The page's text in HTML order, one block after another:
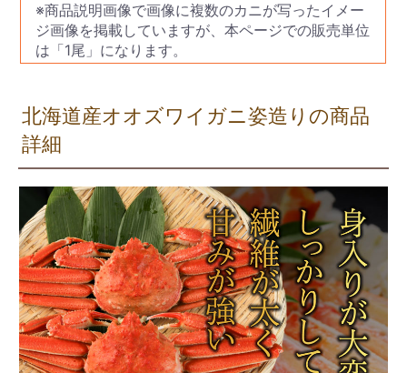
※商品説明画像で画像に複数のカニが写ったイメー
ジ画像を掲載していますが、本ページでの販売単位
は「1尾」になります。
北海道産オオズワイガニ姿造りの商品
詳細